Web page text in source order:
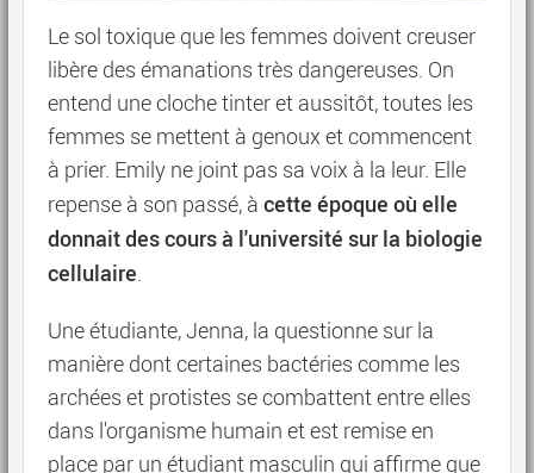
Le sol toxique que les femmes doivent creuser
libère des émanations très dangereuses. On
entend une cloche tinter et aussitôt, toutes les
femmes se mettent à genoux et commencent
à prier. Emily ne joint pas sa voix à la leur. Elle
repense à son passé, à cette époque où elle
donnait des cours à l'université sur la biologie
cellulaire.
Une étudiante, Jenna, la questionne sur la
manière dont certaines bactéries comme les
archées et protistes se combattent entre elles
dans l'organisme humain et est remise en
place par un étudiant masculin qui affirme que